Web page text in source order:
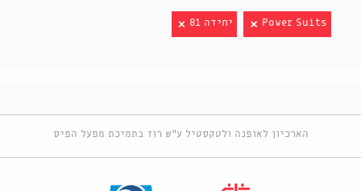
Power Suits יחידה 81
הארכיון לאופנה ולטקסטיל ע"ש רוז בתמיכת מפעל הפיס